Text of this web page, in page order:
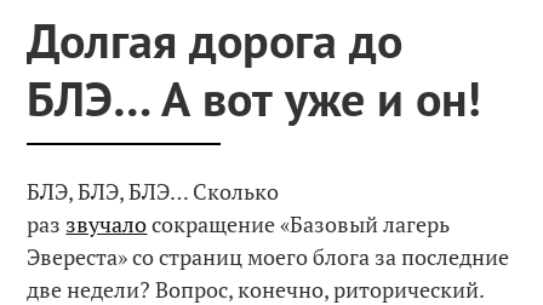
Долгая дорога до
БЛЭ… А вот уже и он!
БЛЭ, БЛЭ, БЛЭ… Сколько
раз звучалосокращение «Базовый лагерь
Эвереста» со страниц моего блога за последние
две недели? Вопрос, конечно, риторический.